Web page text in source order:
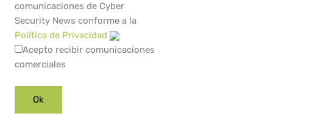
comunicaciones de Cyber
Security News conforme a la
Política de Privacidad
Acepto recibir comunicaciones
comerciales